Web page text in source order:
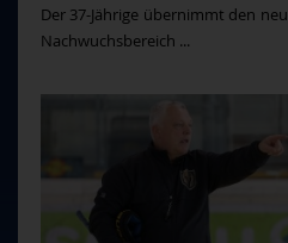
Der 37-Jährige übernimmt den
Nachwuchsbereich ...